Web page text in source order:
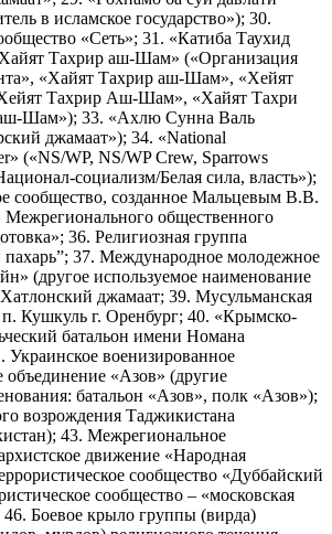
в исламское государство»); 30.
«Сеть»; 31. «Катиба Таухид
Тахрир аш-Шам» («Организация
«Хайят Тахрир аш-Шам», «Хейят
Тахрир Аш-Шам», «Хайят Тахри
Шам»); 33. «Ахлю Сунна Валь
джамаат»); 34. «National
(«NS/WP, NS/WP Crew, Sparrows
социализм/Белая сила, власть»);
сообщество, созданное Мальцевым В.В.
Межрегионального общественного
36. Религиозная группа
37. Международное молодежное
(другое используемое наименование
джамаат; 39. Мусульманская
п. Кушкуль г. Оренбург; 40. «Крымско-
батальон имени Номана
Украинское военизированное
объединение «Азов» (другие
батальон «Азов», полк «Азов»);
возрождения Таджикистана
43. Межрегиональное
движение «Народная
сообщество «Дуббайский
сообщество – «московская
Боевое крыло группы (вирда)